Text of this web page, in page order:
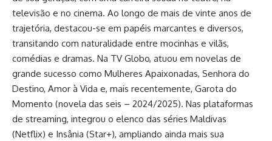
televisão e no cinema. Ao longo de mais de vinte anos de
trajetória, destacou-se em papéis marcantes e diversos,
transitando com naturalidade entre mocinhas e vilãs,
comédias e dramas. Na TV Globo, atuou em novelas de
grande sucesso como Mulheres Apaixonadas, Senhora do
Destino, Amor à Vida e, mais recentemente, Garota do
Momento (novela das seis – 2024/2025). Nas plataformas
de streaming, integrou o elenco das séries Maldivas
(Netflix) e Insânia (Star+), ampliando ainda mais sua